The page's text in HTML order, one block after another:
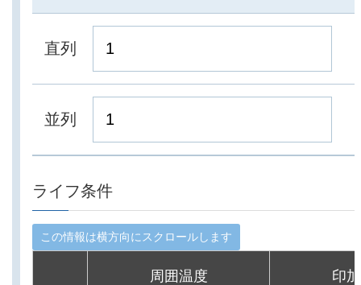
直列
並列
ライフ条件
周囲温度 印